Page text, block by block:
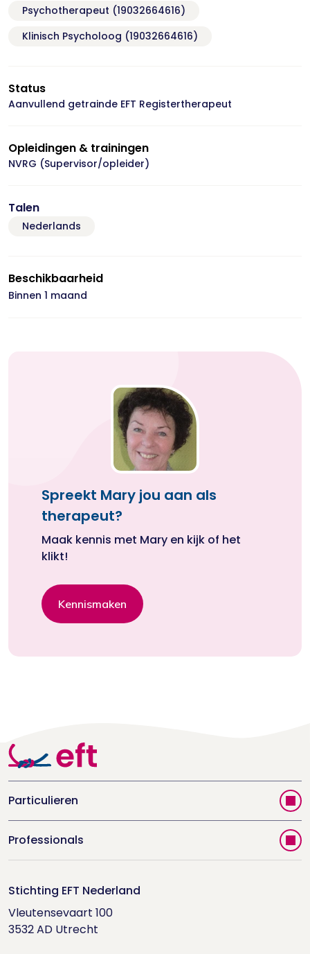
Psychotherapeut (19032664616)
Klinisch Psycholoog (19032664616)
Status
Aanvullend getrainde EFT Registertherapeut
Opleidingen & trainingen
NVRG (Supervisor/opleider)
Talen
Nederlands
Beschikbaarheid
Binnen 1 maand
Spreekt Mary jou aan als
therapeut?
Maak kennis met Mary en kijk of het
klikt!
Kennismaken
Particulieren
Vind jouw therapeut
Videoportal
Doe de relatietest
Houd me Vast-bijeenkomsten
Professionals
Trainingen
Supervisorenlijst
Stichting EFT Nederland
Vleutensevaart 100
3532 AD Utrecht